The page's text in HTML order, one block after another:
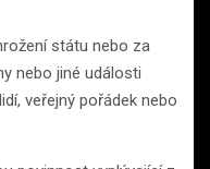
státu nebo za
nebo jiné události
veřejný pořádek nebo